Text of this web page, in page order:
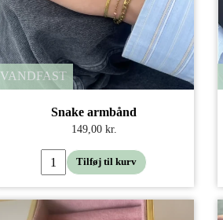
VANDFAST
Snake armbånd
149,00 kr.
Tilføj til kurv